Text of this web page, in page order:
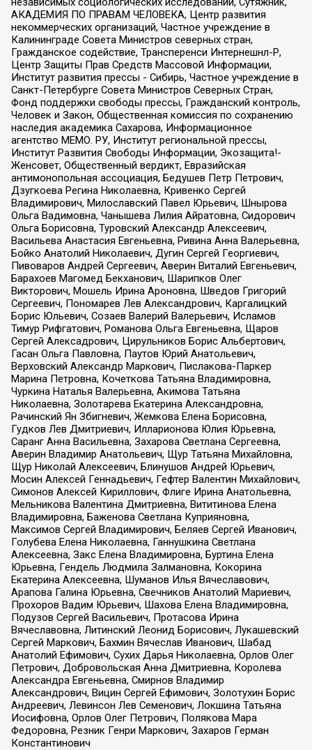
АКАДЕМИЯ ПО ПРАВАМ ЧЕЛОВЕКА, Центр развития
некоммерческих организаций, Частное учреждение в
Калининграде Совета Министров северных стран,
Гражданское содействие, Трансперенси Интернешнл-Р,
Центр Защиты Прав Средств Массовой Информации,
Институт развития прессы - Сибирь, Частное учреждение в
Санкт-Петербурге Совета Министров Северных Стран,
Фонд поддержки свободы прессы, Гражданский контроль,
Человек и Закон, Общественная комиссия по сохранению
наследия академика Сахарова, Информационное
агентство МЕМО. РУ, Институт региональной прессы,
Институт Развития Свободы Информации, Экозащита!-
Женсовет, Общественный вердикт, Евразийская
антимонопольная ассоциация, Бедушев Петр Петрович,
Дзугкоева Регина Николаевна, Кривенко Сергей
Владимирович, Милославский Павел Юрьевич, Шнырова
Ольга Вадимовна, Чанышева Лилия Айратовна, Сидорович
Ольга Борисовна, Туровский Александр Алексеевич,
Васильева Анастасия Евгеньевна, Ривина Анна Валерьевна,
Бойко Анатолий Николаевич, Дугин Сергей Георгиевич,
Пивоваров Андрей Сергеевич, Аверин Виталий Евгеньевич,
Барахоев Магомед Бекханович, Шарипков Олег
Викторович, Мошель Ирина Ароновна, Шведов Григорий
Сергеевич, Пономарев Лев Александрович, Каргалицкий
Борис Юльевич, Созаев Валерий Валерьевич, Исламов
Тимур Рифгатович, Романова Ольга Евгеньевна, Щаров
Сергей Алексадрович, Цирульников Борис Альбертович,
Гасан Ольга Павловна, Паутов Юрий Анатольевич,
Верховский Александр Маркович, Пислакова-Паркер
Марина Петровна, Кочеткова Татьяна Владимировна,
Чуркина Наталья Валерьевна, Акимова Татьяна
Николаевна, Золотарева Екатерина Александровна,
Рачинский Ян Збигневич, Жемкова Елена Борисовна,
Гудков Лев Дмитриевич, Илларионова Юлия Юрьевна,
Саранг Анна Васильевна, Захарова Светлана Сергеевна,
Аверин Владимир Анатольевич, Щур Татьяна Михайловна,
Щур Николай Алексеевич, Блинушов Андрей Юрьевич,
Мосин Алексей Геннадьевич, Гефтер Валентин Михайлович,
Симонов Алексей Кириллович, Флиге Ирина Анатольевна,
Мельникова Валентина Дмитриевна, Вититинова Елена
Владимировна, Баженова Светлана Куприяновна,
Максимов Сергей Владимирович, Беляев Сергей Иванович,
Голубева Елена Николаевна, Ганнушкина Светлана
Алексеевна, Закс Елена Владимировна, Буртина Елена
Юрьевна, Гендель Людмила Залмановна, Кокорина
Екатерина Алексеевна, Шуманов Илья Вячеславович,
Арапова Галина Юрьевна, Свечников Анатолий Мариевич,
Прохоров Вадим Юрьевич, Шахова Елена Владимировна,
Подузов Сергей Васильевич, Протасова Ирина
Вячеславовна, Литинский Леонид Борисович, Лукашевский
Сергей Маркович, Бахмин Вячеслав Иванович, Шабад
Анатолий Ефимович, Сухих Дарья Николаевна, Орлов Олег
Петрович, Добровольская Анна Дмитриевна, Королева
Александра Евгеньевна, Смирнов Владимир
Александрович, Вицин Сергей Ефимович, Золотухин Борис
Андреевич, Левинсон Лев Семенович, Локшина Татьяна
Иосифовна, Орлов Олег Петрович, Полякова Мара
Федоровна, Резник Генри Маркович, Захаров Герман
Константинович